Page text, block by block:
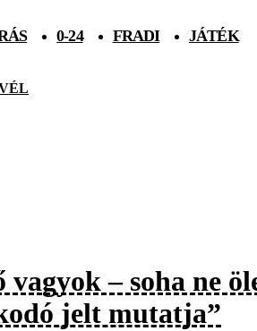
0-24 FRADI JÁTÉK
– soha ne
jelt mutatja”